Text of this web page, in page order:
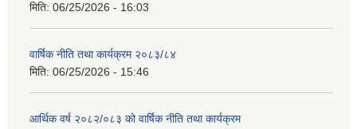
मिति: 06/25/2026 - 16:03
वार्षिक नीति तथा कार्यक्रम २०८३/८४
मिति: 06/25/2026 - 15:46
आर्थिक वर्ष २०८२/०८३ को वार्षिक नीति तथा कार्यक्रम